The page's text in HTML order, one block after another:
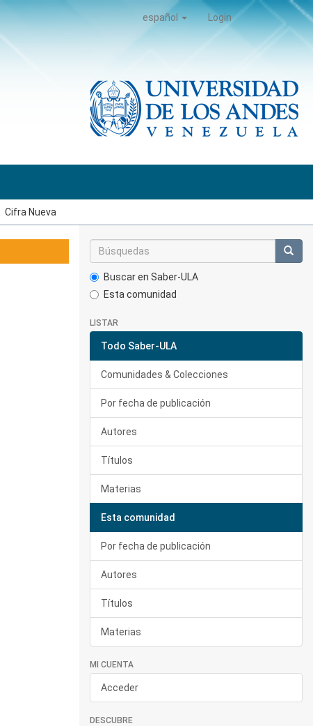
español Login
Cifra Nueva
Buscar en Saber-ULA
Esta comunidad
LISTAR
Todo Saber-ULA
Comunidades & Colecciones
Por fecha de publicación
Autores
Títulos
Materias
Esta comunidad
Por fecha de publicación
Autores
Títulos
Materias
MI CUENTA
Acceder
DESCUBRE